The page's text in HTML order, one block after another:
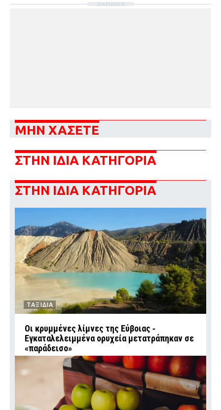
ΔΙΑΦΗΜΙΣΗ
ΜΗΝ ΧΑΣΕΤΕ
ΣΤΗΝ ΙΔΙΑ ΚΑΤΗΓΟΡΙΑ
ΣΤΗΝ ΙΔΙΑ ΚΑΤΗΓΟΡΙΑ
ΤΑΞΙΔΙΑ
Οι κρυμμένες λίμνες της Εύβοιας ‑
Εγκαταλελειμμένα ορυχεία μετατράπηκαν σε
«παράδεισο»